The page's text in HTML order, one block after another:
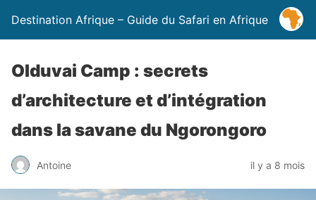
Destination Afrique – Guide du Safari en Afrique
Olduvai Camp : secrets
d’architecture et d’intégration
dans la savane du Ngorongoro
Antoine il y a 8 mois